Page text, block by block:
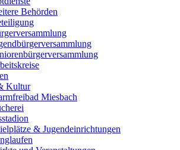
Behörden
Kultur
Miesbach
& Jugendeinrichtungen